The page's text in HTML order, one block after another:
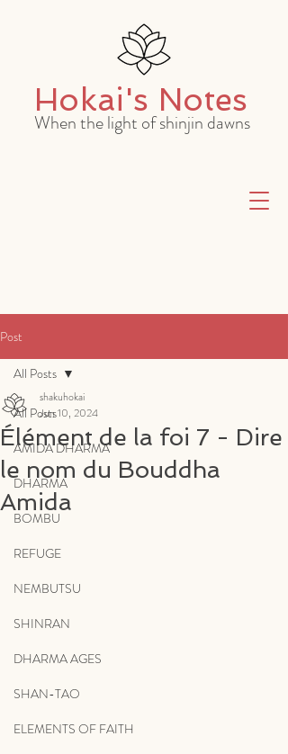
When the light of shinjin dawns
Hokai's Notes
Post
All Posts
AMIDA DHARMA
DHARMA
BOMBU
REFUGE
NEMBUTSU
SHINRAN
DHARMA AGES
SHAN-TAO
ELEMENTS OF FAITH
All Posts
Élément de la foi 7 - Dire
le nom du Bouddha
Amida
shakuhokai
Jun 10, 2024